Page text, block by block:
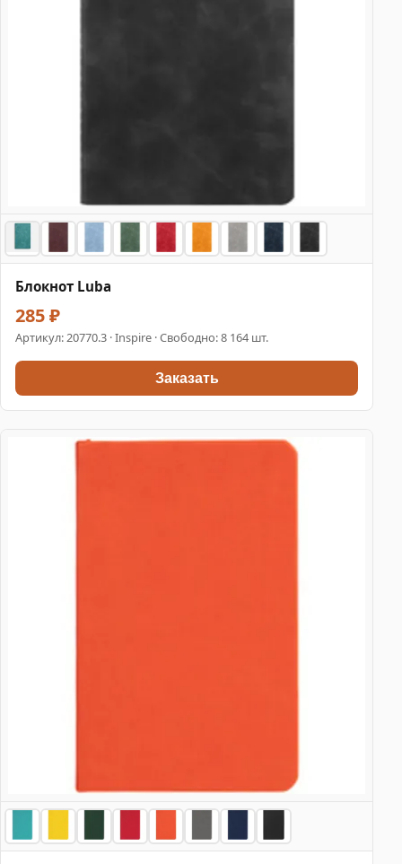
Блокнот Luba
285 ₽
Артикул:20770.3 · Inspire · Свободно: 8 164 шт.
Заказать